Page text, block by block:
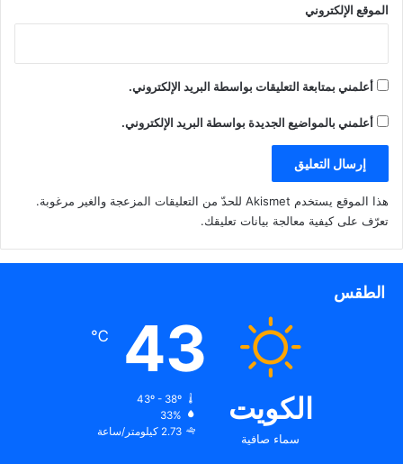
الموقع الإلكتروني
أعلمني بمتابعة التعليقات بواسطة البريد الإلكتروني.
أعلمني بالمواضيع الجديدة بواسطة البريد الإلكتروني.
هذا الموقع يستخدم Akismet للحدّ من التعليقات المزعجة والغير مرغوبة.
تعرّف على كيفية معالجة بيانات تعليقك.
الطقس
الكويت
سماء صافية
43
℃
43º - 38º
33%
2.73 كيلومتر/ساعة